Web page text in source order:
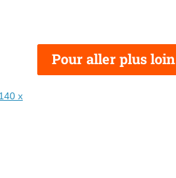
x
Pour aller plus loin